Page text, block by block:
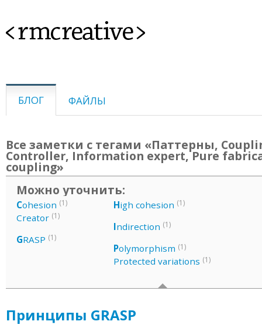
<rmcreative>
БЛОГ ФАЙЛЫ
Все заметки с тегами «Паттерны,
Controller, Information expert, Pure
coupling»
Можно уточнить:
Cohesion (1)
Creator (1)
GRASP (1)
High cohesion (1)
Indirection (1)
Polymorphism (1)
Protected variations (1)
Принципы GRASP